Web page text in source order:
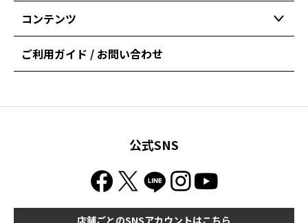
コンテンツ
ご利用ガイド / お問い合わせ
公式SNS
店舗ごとのSNSアカウントはこちら